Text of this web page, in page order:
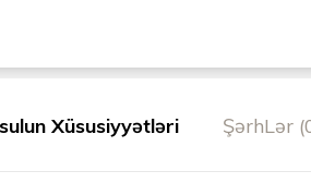
Xüsusiyyətləri ŞərhLər